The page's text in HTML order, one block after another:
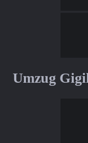
Umzug